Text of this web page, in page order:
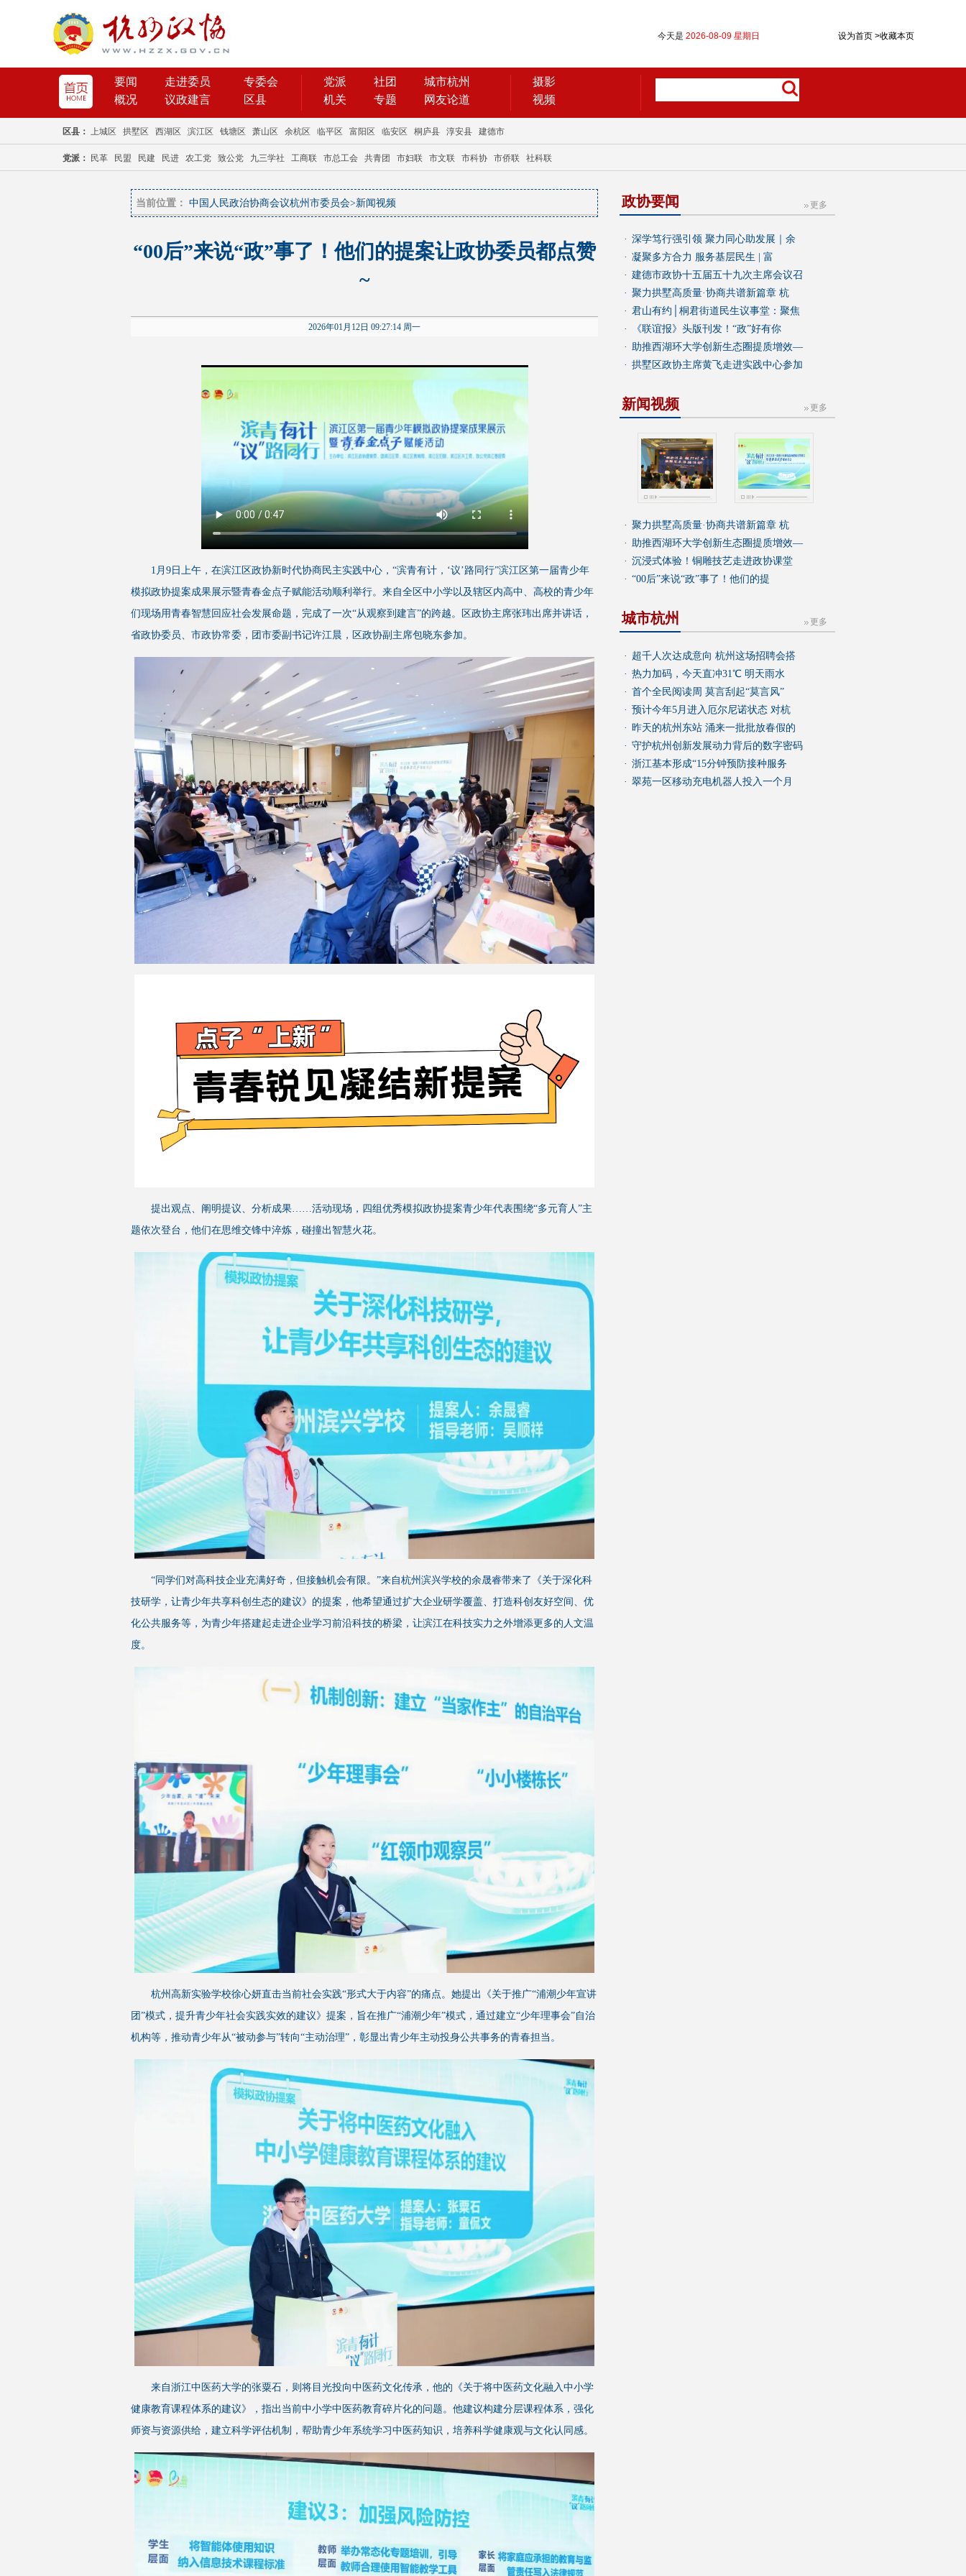
当前位置： 中国人民政治协商会议杭州市委员会>新闻视频
“00后”来说“政”事了！他们的提案让政协委员都点赞
~
2026年01月12日 09:27:14 周一
1月9日上午，在滨江区政协新时代协商民主实践中心，“滨青有计，‘议’路同行”滨江区第一届青少年
模拟政协提案成果展示暨青春金点子赋能活动顺利举行。来自全区中小学以及辖区内高中、高校的青少年
们现场用青春智慧回应社会发展命题，完成了一次“从观察到建言”的跨越。区政协主席张玮出席并讲话，
省政协委员、市政协常委，团市委副书记许江晨，区政协副主席包晓东参加。
提出观点、阐明提议、分析成果……活动现场，四组优秀模拟政协提案青少年代表围绕“多元育人”主
题依次登台，他们在思维交锋中淬炼，碰撞出智慧火花。
“同学们对高科技企业充满好奇，但接触机会有限。”来自杭州滨兴学校的余晟睿带来了《关于深化科
技研学，让青少年共享科创生态的建议》的提案，他希望通过扩大企业研学覆盖、打造科创友好空间、优
化公共服务等，为青少年搭建起走进企业学习前沿科技的桥梁，让滨江在科技实力之外增添更多的人文温
度。
杭州高新实验学校徐心妍直击当前社会实践“形式大于内容”的痛点。她提出《关于推广“浦潮少年宣讲
团”模式，提升青少年社会实践实效的建议》提案，旨在推广“浦潮少年”模式，通过建立“少年理事会”自治
机构等，推动青少年从“被动参与”转向“主动治理”，彰显出青少年主动投身公共事务的青春担当。
来自浙江中医药大学的张粟石，则将目光投向中医药文化传承，他的《关于将中医药文化融入中小学
健康教育课程体系的建议》，指出当前中小学中医药教育碎片化的问题。他建议构建分层课程体系，强化
师资与资源供给，建立科学评估机制，帮助青少年系统学习中医药知识，培养科学健康观与文化认同感。
政协要闻 更多
· 深学笃行强引领 聚力同心助发展｜余
· 凝聚多方合力 服务基层民生 | 富
· 建德市政协十五届五十九次主席会议召
· 聚力拱墅高质量·协商共谱新篇章 杭
· 君山有约│桐君街道民生议事堂：聚焦
·
《联谊报》头版刊发！“政”好有你
· 助推西湖环大学创新生态圈提质增效—
· 拱墅区政协主席黄飞走进实践中心参加
新闻视频 更多
· 聚力拱墅高质量·协商共谱新篇章 杭
· 助推西湖环大学创新生态圈提质增效—
· 沉浸式体验！铜雕技艺走进政协课堂
· “00后”来说“政”事了！他们的提
城市杭州 更多
· 超千人次达成意向 杭州这场招聘会搭
· 热力加码，今天直冲31℃ 明天雨水
· 首个全民阅读周 莫言刮起“莫言风”
· 预计今年5月进入厄尔尼诺状态 对杭
· 昨天的杭州东站 涌来一批批放春假的
· 守护杭州创新发展动力背后的数字密码
· 浙江基本形成“15分钟预防接种服务
· 翠苑一区移动充电机器人投入一个月